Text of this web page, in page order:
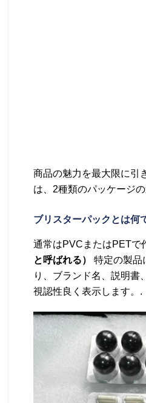
商品の魅力を最大限に引
は、2種類のパッケージ
ブリスターパックとは何
通常はPVCまたはPETで
と呼ばれる）
特定の製品
り、ブランド名、説明書
視認性良く表示します。.